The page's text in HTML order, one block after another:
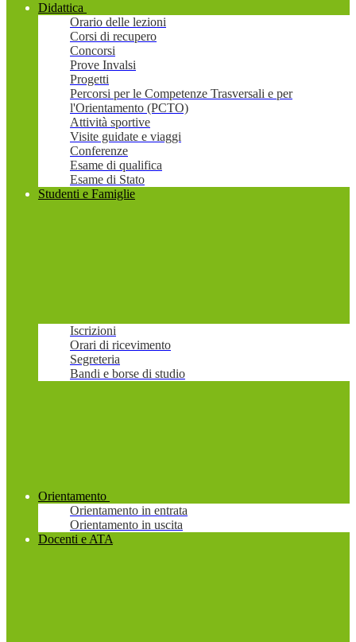
Didattica
Orario delle lezioni
Corsi di recupero
Concorsi
Prove Invalsi
Progetti
Percorsi per le Competenze Trasversali e per
l'Orientamento (PCTO)
Attività sportive
Visite guidate e viaggi
Conferenze
Esame di qualifica
Esame di Stato
Studenti e Famiglie
Iscrizioni
Orari di ricevimento
Segreteria
Bandi e borse di studio
Orientamento
Orientamento in entrata
Orientamento in uscita
Docenti e ATA